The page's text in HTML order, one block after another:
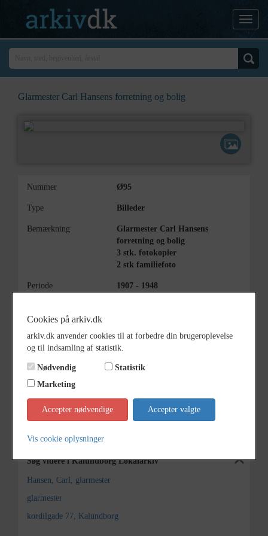
Glarmester Carl Hansens forretning og bolig
Nummer Ø95
Type Billeder
Bemærkning
Glarmester Carl Hansens
forretning og bolig
3 stk. fotokopier
2 stk familiefoto
Periode 1907 - 1948
Arkiv Kalundborg Lokalarkiv
Yderligere indhold Fold alt ud
Søg videre i Kalundborg Lokalarkiv
Hansen, Carl, glarmester
glarmester
kordilgade 77, Kalundborg
Cookies på arkiv.dk
arkiv.dk anvender cookies til at forbedre din brugeroplevelse
og til indsamling af statistik.
Nødvendig
Statistik
Marketing
Accepter nødvendige Accepter valgte
Vis cookie oplysninger